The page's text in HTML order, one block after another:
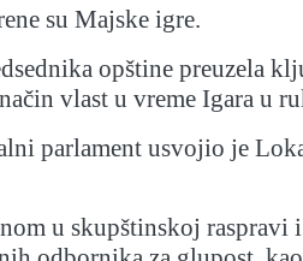
su Majske igre.
opštine preuzela
vlast u vreme Igara u
parlament usvojio je
u skupštinskoj raspravi